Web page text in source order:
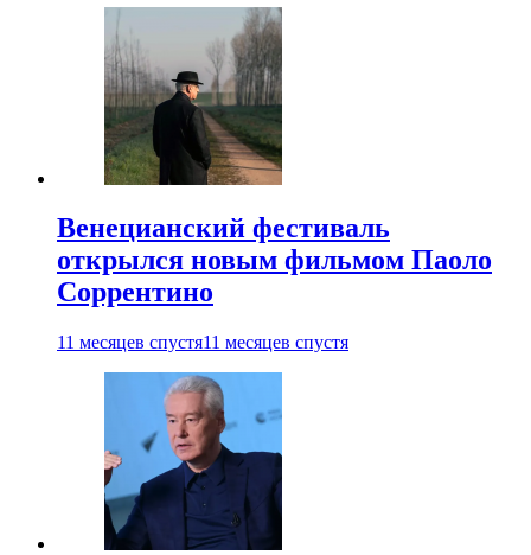
Венецианский фестиваль
открылся новым фильмом Паоло
Соррентино
11 месяцев спустя11 месяцев спустя